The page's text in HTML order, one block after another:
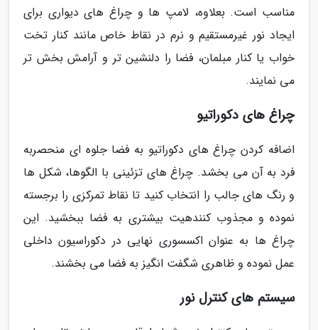
مناسب است. بعلاوه، لامپ ها و چراغ های دیواری برای
ایجاد نور غیرمستقیم و نرم در نقاط خاص مانند کنار تخت
خواب یا کنار مبلمان، فضا را دلنشین تر و آرامش بخش تر
می نمایند.
چراغ های دکوراتیو
اضافه کردن چراغ های دکوراتیو به فضا جلوه ای منحصربه
فرد به آن می بخشد. چراغ های تزئینی با الگوها، شکل ها
و رنگ های جالب را انتخاب کنید تا نقاط تمرکزی را برجسته
نموده و مجذوب کنندهیت بیشتری به فضا ببخشید. این
چراغ ها به عنوان اکسسوری نهایی در دکوراسیون داخلی
عمل نموده و ظاهری شگفت انگیز به فضا می بخشند.
سیستم های کنترل نور